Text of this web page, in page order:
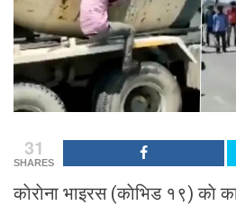
31
SHARES
काेराेना भाइरस (काेभिड १९) काे